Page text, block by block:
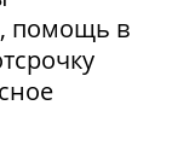
помощь в